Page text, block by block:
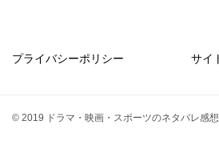
プライバシーポリシー
サイ
© 2019 ドラマ・映画・スポーツのネタバレ感